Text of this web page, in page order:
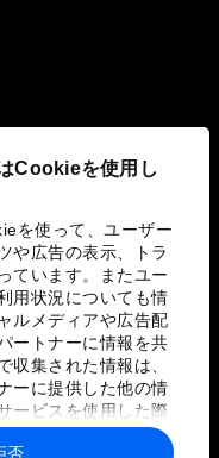
Cookieを使用し
を使って、ユーザー
や広告の表示、トラ
ています。またユー
用状況についても情
ルメディアや広告配
ートナーに情報を共
収集された情報は、
ーに提供した他の情
ービスを使用した際
み合わされ、各パー
否